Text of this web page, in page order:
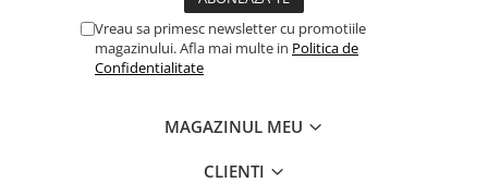
Măsurare și trasare
Organizare și Arhivare
Vreau sa primesc newsletter cu promotiile
magazinului. Afla mai multe in Politica de
Confidentialitate
MAGAZINUL MEU
CLIENTI